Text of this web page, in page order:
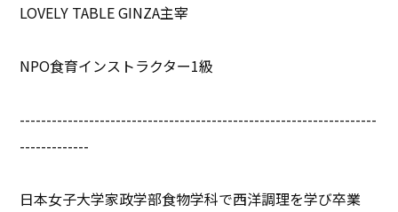
LOVELY TABLE GINZA主宰
NPO食育インストラクター1級
-------------------------------------------------------------------
-------------
日本女子大学家政学部食物学科で西洋調理を学び卒業